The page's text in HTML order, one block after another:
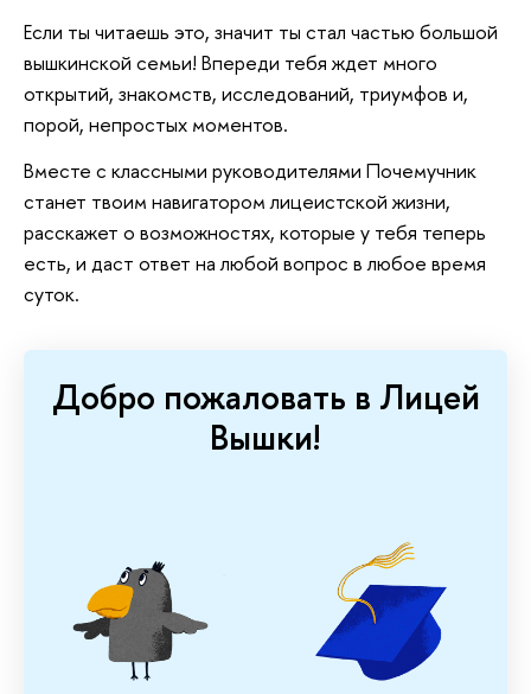
Если ты читаешь это, значит ты стал частью большой
вышкинской семьи! Впереди тебя ждет много
открытий, знакомств, исследований, триумфов и,
порой, непростых моментов.
Вместе с классными руководителями Почемучник
станет твоим навигатором лицеистской жизни,
расскажет о возможностях, которые у тебя теперь
есть, и даст ответ на любой вопрос в любое время
суток.
Добро пожаловать в Лицей
Вышки!